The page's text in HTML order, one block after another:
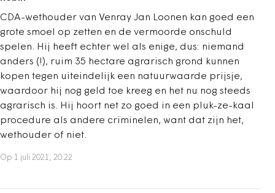
CDA-wethouder van Venray Jan Loonen kan goed een
grote smoel op zetten en de vermoorde onschuld
spelen. Hij heeft echter wel als enige, dus: niemand
anders (!), ruim 35 hectare agrarisch grond kunnen
kopen tegen uiteindelijk een natuurwaarde prijsje,
waardoor hij nog geld toe kreeg en het nu nog steeds
agrarisch is. Hij hoort net zo goed in een pluk-ze-kaal
procedure als andere criminelen, want dat zijn het,
wethouder of niet.
Op 1 juli 2021, 20:22